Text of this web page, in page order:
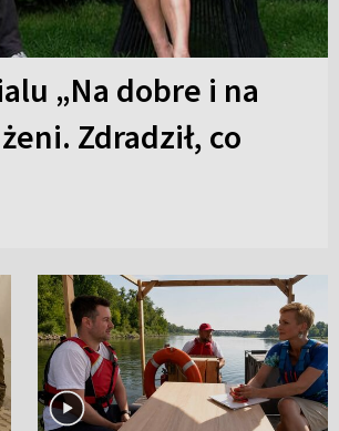
„Na dobre i na
Zdradził, co